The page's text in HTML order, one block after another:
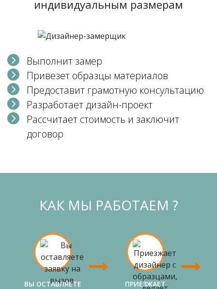
индивидуальным размерам
Выполнит замер
Привезет образцы материалов
Предоставит грамотную консультацию
Разработает дизайн-проект
Рассчитает стоимость и заключит
договор
КАК МЫ РАБОТАЕМ ?
ВЫ ОСТАВЛЯЕТЕ
ПРИЕЗЖАЕТ